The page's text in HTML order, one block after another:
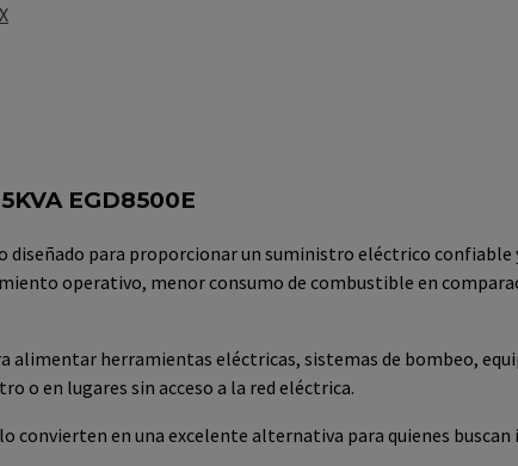
EGD8500E
diseñado para proporcionar un suministro eléctrico
operativo, menor consumo de combustible en
alimentar herramientas eléctricas, sistemas de bombeo,
o en lugares sin acceso a la red eléctrica.
en una excelente alternativa para quienes